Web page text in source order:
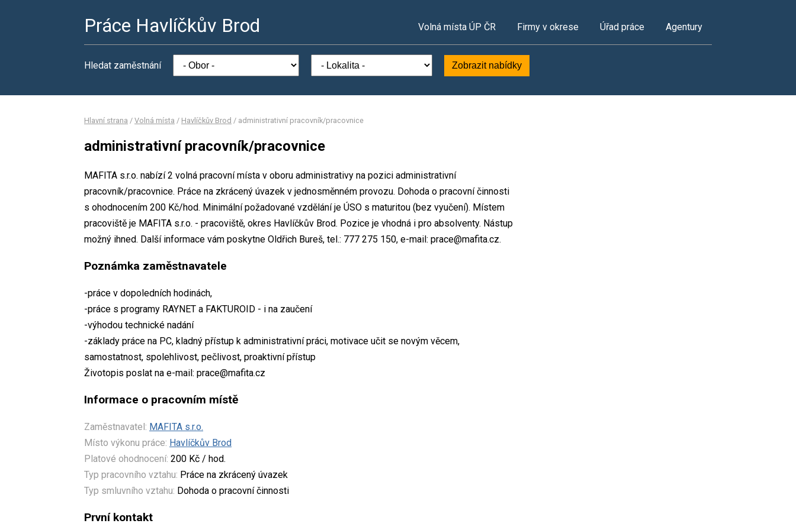
Práce Havlíčkův Brod Volná místa ÚP ČR Firmy v okrese Úřad práce Agentury
Hledat zaměstnání Zobrazit nabídky
Hlavní strana / Volná místa / Havlíčkův Brod / administrativní pracovník/pracovnice
administrativní pracovník/pracovnice
MAFITA s.r.o. nabízí 2 volná pracovní místa v oboru administrativy na pozici administrativní
pracovník/pracovnice. Práce na zkrácený úvazek v jednosměnném provozu. Dohoda o pracovní činnosti
s ohodnocením 200 Kč/hod. Minimální požadované vzdělání je ÚSO s maturitou (bez vyučení). Místem
pracoviště je MAFITA s.r.o. - pracoviště, okres Havlíčkův Brod. Pozice je vhodná i pro absolventy. Nástup
možný ihned. Další informace vám poskytne Oldřich Bureš, tel.: 777 275 150, e-mail: prace@mafita.cz.
Poznámka zaměstnavatele
-práce v dopoledních hodinách,
-práce s programy RAYNET a FAKTUROID - i na zaučení
-výhodou technické nadání
-základy práce na PC, kladný přístup k administrativní práci, motivace učit se novým věcem,
samostatnost, spolehlivost, pečlivost, proaktivní přístup
Životopis poslat na e-mail: prace@mafita.cz
Informace o pracovním místě
Zaměstnavatel: MAFITA s.r.o.
Místo výkonu práce: Havlíčkův Brod
Platové ohodnocení: 200 Kč / hod.
Typ pracovního vztahu: Práce na zkrácený úvazek
Typ smluvního vztahu: Dohoda o pracovní činnosti
První kontakt